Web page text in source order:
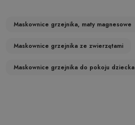
Maskownice grzejnika, maty magnesowe
Maskownice grzejnika ze zwierzętami
Maskownice grzejnika do pokoju dziecka